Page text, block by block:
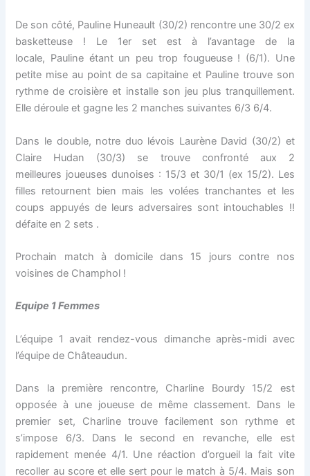
De son côté, Pauline Huneault (30/2) rencontre une 30/2 ex
basketteuse ! Le 1er set est à l’avantage de la
locale, Pauline étant un peu trop fougueuse ! (6/1). Une
petite mise au point de sa capitaine et Pauline trouve son
rythme de croisière et installe son jeu plus tranquillement.
Elle déroule et gagne les 2 manches suivantes 6/3 6/4.
Dans le double, notre duo lévois Laurène David (30/2) et
Claire Hudan (30/3) se trouve confronté aux 2
meilleures joueuses dunoises : 15/3 et 30/1 (ex 15/2). Les
filles retournent bien mais les volées tranchantes et les
coups appuyés de leurs adversaires sont intouchables !!
défaite en 2 sets .
Prochain match à domicile dans 15 jours contre nos
voisines de Champhol !
Equipe 1 Femmes
L’équipe 1 avait rendez-vous dimanche après-midi avec
l’équipe de Châteaudun.
Dans la première rencontre, Charline Bourdy 15/2 est
opposée à une joueuse de même classement. Dans le
premier set, Charline trouve facilement son rythme et
s’impose 6/3. Dans le second en revanche, elle est
rapidement menée 4/1. Une réaction d’orgueil la fait vite
recoller au score et elle sert pour le match à 5/4. Mais son